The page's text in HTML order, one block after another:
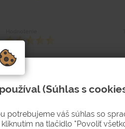
- Vyrobený z pevného plastu. - Robustná
Možnosť otvárania zátky 3/4",2" alebo
Na objednávku
(Súhlas s
potrebujeme váš súhlas so
na tlačidlo "Povoliť